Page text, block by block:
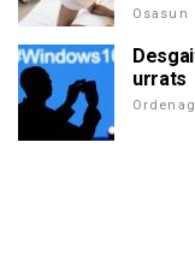
Osasun
urrats